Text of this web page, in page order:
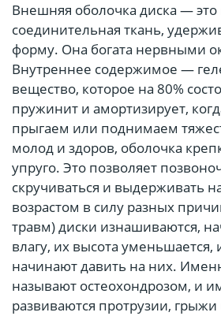
Внешняя оболочка диска — это
соединительная ткань,
форму. Она богата нервными
Внутреннее содержимое —
вещество, которое на 80%
пружинит и амортизирует,
прыгаем или поднимаем
молод и здоров, оболочка
упруго. Это позволяет
скручиваться и выдерживать
возрастом в силу разных
травм) диски изнашиваются,
влагу, их высота уменьшается,
начинают давить на них.
называют остеохондрозом, и
развиваются протрузии,